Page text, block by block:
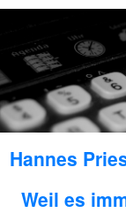
Hannes
Weil es